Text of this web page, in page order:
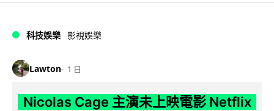
科技娛樂 影視娛樂
Lawton 1 日
Nicolas Cage 主演未上映電影 Netflix